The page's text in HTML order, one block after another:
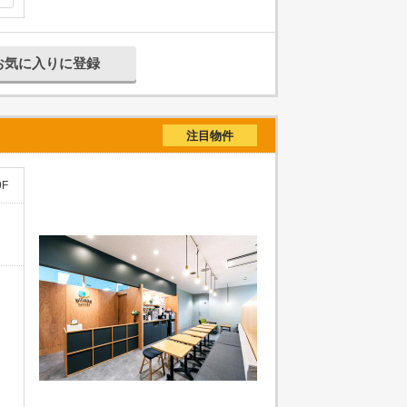
気に入りに登録
注目物件